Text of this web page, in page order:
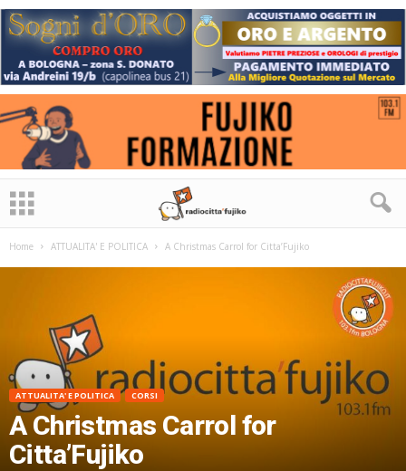
Home ATTUALITA' E POLITICA A Christmas Carrol for Citta’Fujiko
ATTUALITA' E POLITICA CORSI
A Christmas Carrol for
Citta’Fujiko